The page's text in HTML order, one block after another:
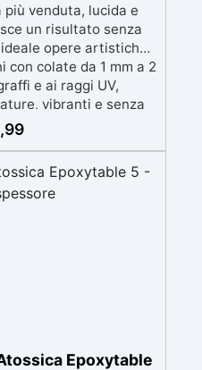
più venduta, lucida e
un risultato senza
opere artistiche,
con colate da 1 mm a 2
e ai raggi UV,
vibranti e senza
Bassa viscosità e
risultati impeccabili,
catalisi per contatto
e VoC Free
Epoxytable